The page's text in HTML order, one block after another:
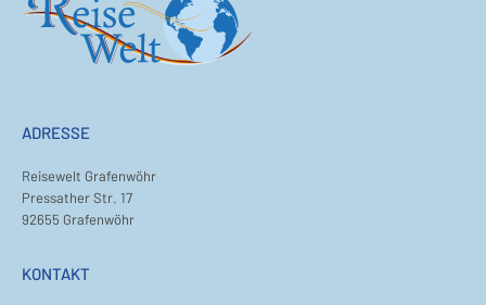
ADRESSE
Reisewelt Grafenwöhr
Pressather Str. 17
92655 Grafenwöhr
KONTAKT